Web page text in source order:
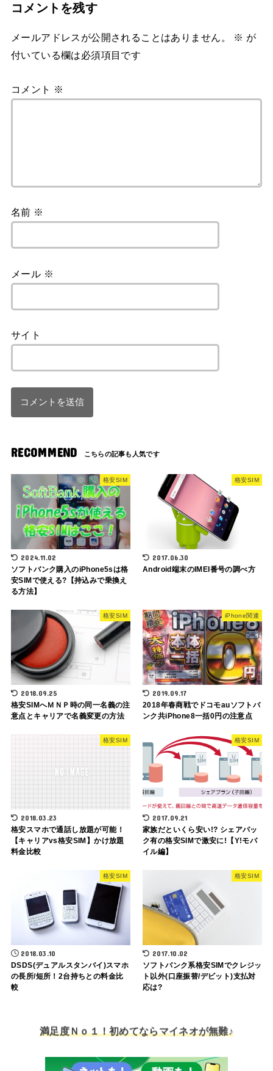
コメントを残す
メールアドレスが公開されることはありません。 ※ が
付いている欄は必須項目です
コメント ※
名前 ※
メール ※
サイト
RECOMMEND
格安SIM
2024.11.02
ソフトバンク購入のiPhone5sは格
安SIMで使える?【持込みで乗換え
る方法】
格安SIM
2017.06.30
Android端末のIMEI番号の調べ方
格安SIM
2018.09.25
格安SIMへＭＮＰ時の同一名義の注
意点とキャリアで名義変更の方法
iPhone関連
2019.09.17
2018年春商戦でドコモauソフトバ
ンク共iPhone8一括0円の注意点
格安SIM
2018.03.23
格安スマホで通話し放題が可能！
【キャリアvs格安SIM】かけ放題
料金比較
格安SIM
2017.09.21
家族だといくら安い!? シェアパッ
ク有の格安SIMで激安に!【Y!モバ
イル編】
格安SIM
2018.03.10
DSDS(デュアルスタンバイ)スマホ
の長所/短所！2台持ちとの料金比
較
格安SIM
2017.10.02
ソフトバンク系格安SIMでクレジッ
ト以外(口座振替/デビット)支払対
応は?
満足度Ｎｏ１！初めてならマイネオが無難♪